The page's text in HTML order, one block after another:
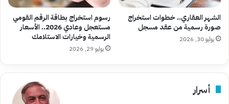
الشهر العقاري.. خطوات استخراج
صورة رسمية من عقد مسجل
يوليو 30, 2026
رسوم استخراج بطاقة الرقم القومي
مستعجل وعادي 2026.. الأسعار
الرسمية وخيارات الاستلامك
يوليو 29, 2026
أسرار